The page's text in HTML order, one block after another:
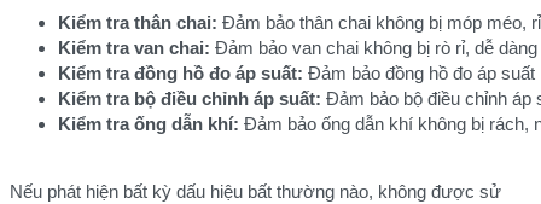
Kiểm tra thân chai: Đảm bảo thân chai không bị móp méo,
Kiểm tra van chai: Đảm bảo van chai không bị rò rỉ, dễ
Kiểm tra đồng hồ đo áp suất: Đảm bảo đồng hồ đo áp
Kiểm tra bộ điều chỉnh áp suất: Đảm bảo bộ điều chỉnh áp
Kiểm tra ống dẫn khí: Đảm bảo ống dẫn khí không bị rách,
Nếu phát hiện bất kỳ dấu hiệu bất thường nào, không được sử